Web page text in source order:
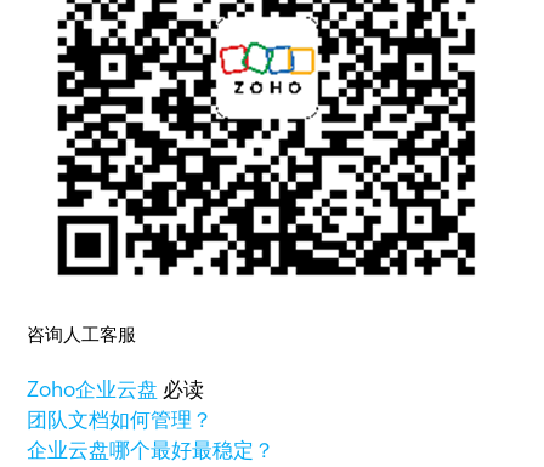
咨询人工客服
Zoho企业云盘 必读
团队文档如何管理？
企业云盘哪个最好最稳定？